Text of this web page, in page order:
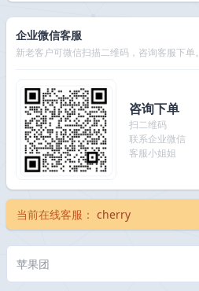
企业微信客服
新老客户可微信扫描二维码，咨询客服下单。
咨询下单
扫二维码
联系企业微信
客服小姐姐
当前在线客服： cherry
苹果团